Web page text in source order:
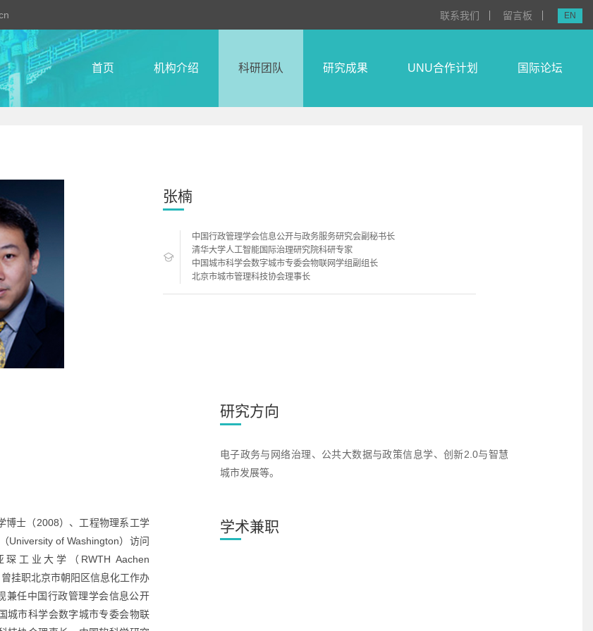
联系我们 留言板 EN
首页 机构介绍 科研团队 研究成果 UNU合作计划 国际论坛
张楠
中国行政管理学会信息公开与政务服务研究会副秘书长
清华大学人工智能国际治理研究院科研专家
中国城市科学会数字城市专委会物联网学组副组长
北京市城市管理科技协会理事长
博士（2008）、工程物理系工学
University of Washington）访问
工业大学（RWTH Aachen
挂职北京市朝阳区信息化工作办
兼任中国行政管理学会信息公开
城市科学会数字城市专委会物联
研究方向
电子政务与网络治理、公共大数据与政策信息学、创新2.0与智慧
城市发展等。
学术兼职